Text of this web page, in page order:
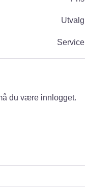
Utvalg
Service
du være innlogget.